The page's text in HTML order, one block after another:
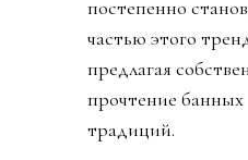
постепенно
частью этого
предлагая
прочтение банных
традиций.